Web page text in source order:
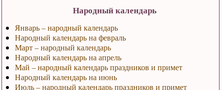
Народный календарь
Январь – народный календарь
Народный календарь на февраль
Март – народный календарь
Народный календарь на апрель
Май – народный календарь праздников и примет
Народный календарь на июнь
Июль – народный календарь праздников и примет